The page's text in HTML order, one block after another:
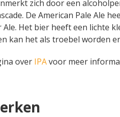
zich door een
De American Pale Ale
Het bier heeft een lichte
kan het als troebel worden
over IPAvoor meer